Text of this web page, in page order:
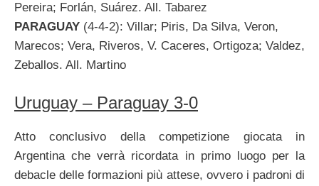
Pereira; Forlán, Suárez. All. Tabarez
PARAGUAY (4-4-2): Villar; Piris, Da Silva, Veron,
Marecos; Vera, Riveros, V. Caceres, Ortigoza; Valdez,
Zeballos. All. Martino
Uruguay – Paraguay 3-0
Atto conclusivo della competizione giocata in
Argentina che verrà ricordata in primo luogo per la
debacle delle formazioni più attese, ovvero i padroni di